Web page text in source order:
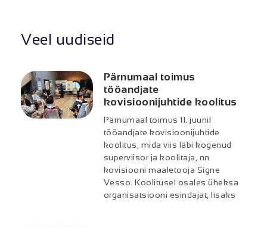
Veel uudiseid
Pärnumaal toimus
tööandjate
kovisioonijuhtide koolitus
Pärnumaal toimus 11. juunil
tööandjate kovisioonijuhtide
koolitus, mida viis läbi kogenud
superviisor ja koolitaja, nn
kovisiooni maaletooja Signe
Vesso. Koolitusel osales üheksa
organisatsiooni esindajat, lisaks